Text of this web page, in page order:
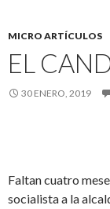
MICRO ARTÍCULOS
EL
30 ENERO, 2019
Faltan cuatro
socialista a la